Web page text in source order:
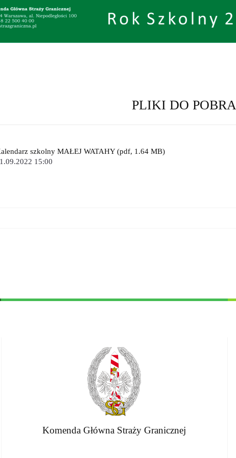
PLIKI DO
szkolny MAŁEJ WATAHY (pdf, 1.64 MB)
15:00
Komenda Główna Straży Granicznej